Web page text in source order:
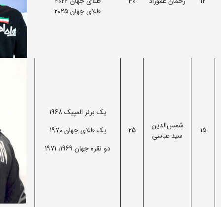
طلای جهان 2025
15
شمس‌الدین
سید عباسی
25
یک برنز المپیک 1968
یک طلای جهان 1970
دو نقره جهان 1969، 1971